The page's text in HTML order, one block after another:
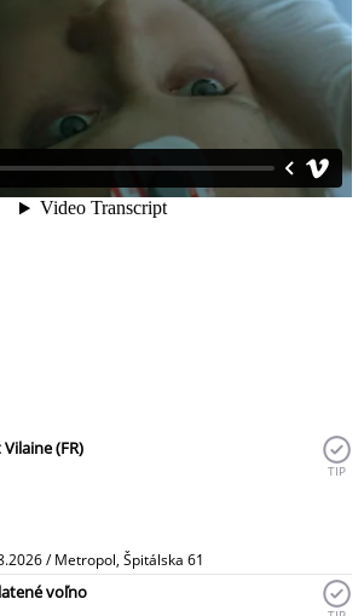
Vilaine (FR)
/ Metropol, Špitálska 61
TIP
voľno